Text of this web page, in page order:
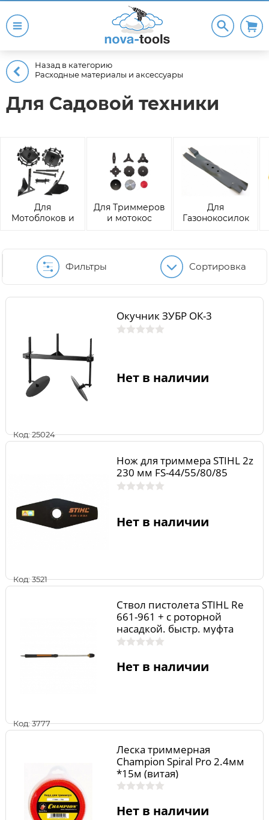
Назад в категорию
Расходные материалы и аксессуары
Для Садовой техники
Для
Мотоблоков и
Для Триммеров
и мотокос
Для
Газонокосилок
Фильтры Сортировка
Код: 25024
Окучник ЗУБР ОК-3
Нет в наличии
Код: 3521
Нож для триммера STIHL 2z
230 мм FS-44/55/80/85
Нет в наличии
Код: 3777
Ствол пистолета STIHL Rе
661-961 + с роторной
насадкой. быстр. муфта
Нет в наличии
Леска триммерная
Champion Spiral Pro 2.4мм
*15м (витая)
Нет в наличии